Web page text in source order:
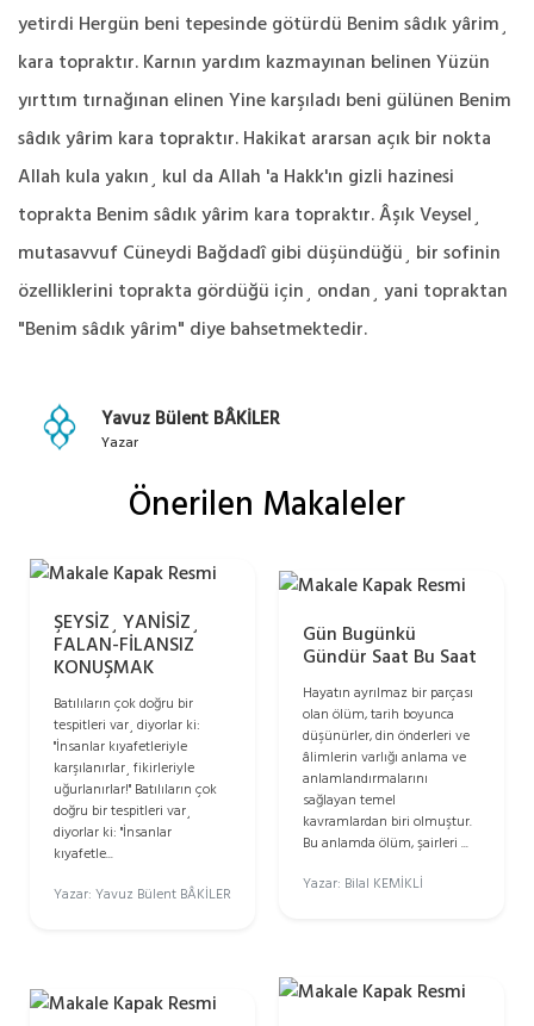
yetirdi Hergün beni tepesinde götürdü Benim sâdık yârim¸
kara topraktır. Karnın yardım kazmayınan belinen Yüzün
yırttım tırnağınan elinen Yine karşıladı beni gülünen Benim
sâdık yârim kara topraktır. Hakikat ararsan açık bir nokta
Allah kula yakın¸ kul da Allah 'a Hakk'ın gizli hazinesi
toprakta Benim sâdık yârim kara topraktır. Âşık Veysel¸
mutasavvuf Cüneydi Bağdadî gibi düşündüğü¸ bir sofinin
özelliklerini toprakta gördüğü için¸ ondan¸ yani topraktan
"Benim sâdık yârim" diye bahsetmektedir.
Yavuz Bülent BÂKİLER
Yazar
Önerilen Makaleler
ŞEYSİZ¸ YANİSİZ¸
FALAN-FİLANSIZ
KONUŞMAK
Batılıların çok doğru bir
tespitleri var¸ diyorlar ki:
"İnsanlar kıyafetleriyle
karşılanırlar¸ fikirleriyle
uğurlanırlar!" Batılıların çok
doğru bir tespitleri var¸
diyorlar ki: "İnsanlar
kıyafetle...
Yazar: Yavuz Bülent BÂKİLER
Gün Bugünkü
Gündür Saat Bu Saat
Hayatın ayrılmaz bir parçası
olan ölüm, tarih boyunca
düşünürler, din önderleri ve
âlimlerin varlığı anlama ve
anlamlandırmalarını
sağlayan temel
kavramlardan biri olmuştur.
Bu anlamda ölüm, şairleri ...
Yazar: Bilal KEMİKLİ